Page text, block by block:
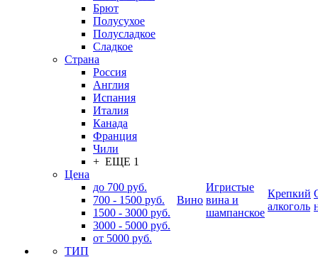
Брют
Полусухое
Полусладкое
Сладкое
Страна
Россия
Англия
Испания
Италия
Канада
Франция
Чили
+ ЕЩЕ 1
Цена
до 700 руб.
700 - 1500 руб.
1500 - 3000 руб.
3000 - 5000 руб.
от 5000 руб.
ТИП
Вино
Игристые
вина и
шампанское
Крепкий
алкоголь